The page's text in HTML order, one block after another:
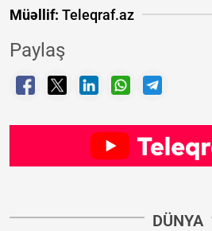
Müəllif: Teleqraf.az
Paylaş
DÜNYA